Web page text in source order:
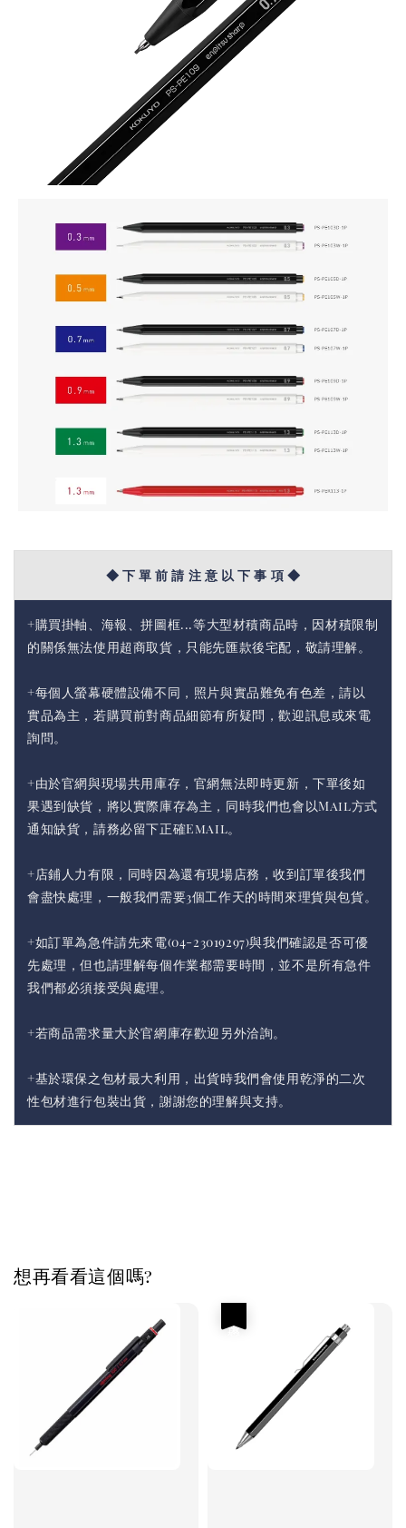
◆ 下 單 前 請 注 意 以 下 事 項 ◆
+購買掛軸、海報、拼圖框...等大型材積商品時，因材積限制
的關係無法使用超商取貨，只能先匯款後宅配，敬請理解。
+每個人螢幕硬體設備不同，照片與實品難免有色差，請以
實品為主，若購買前對商品細節有所疑問，歡迎訊息或來電
詢問。
+由於官網與現場共用庫存，官網無法即時更新，下單後如
果遇到缺貨，將以實際庫存為主，同時我們也會以Mail方式
通知缺貨，請務必留下正確Email。
+店鋪人力有限，同時因為還有現場店務，收到訂單後我們
會盡快處理，一般我們需要3個工作天的時間來理貨與包貨。
+如訂單為急件請先來電(04-23019297)與我們確認是否可優
先處理，但也請理解每個作業都需要時間，並不是所有急件
我們都必須接受與處理。
+若商品需求量大於官網庫存歡迎另外洽詢。
+基於環保之包材最大利用，出貨時我們會使用乾淨的二次
性包材進行包裝出貨，謝謝您的理解與支持。
想再看看這個嗎?